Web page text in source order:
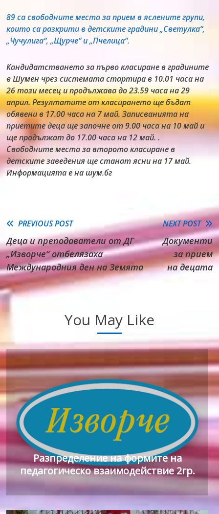
89 са свободните места за прием в яслените групи,
които са разкрити в детските градини „Светулка“,
„Чучулига“, „Щурче“ и „Пчелица“.
Кандидатстването за първо класиране в градините
в Шумен чрез системата стартира в 10.01 часа на
26 този месец и продължава до 23.59 часа на 29
април. Резултатите от класирането ще бъдат
обявени в 17.00 часа на 7 май. Записванията на
приетите деца ще започне от 9.00 часа на 10 май и
ще продължат до 17.00 часа на 12 май. .
Свободните места за второто класиране в
детските заведения ще станат ясни на 17 май.
Информацията е на шум.бг
Read
more
articles
PREVIOUS POST
Деца и преподаватели от ДГ
„Изворче“ отбелязаха
Международния ден на Земята
NEXT POST
Документи
за прием
на децата
You May Like
Разпределение на формите на
педагогическо взаимодействие 2гр.